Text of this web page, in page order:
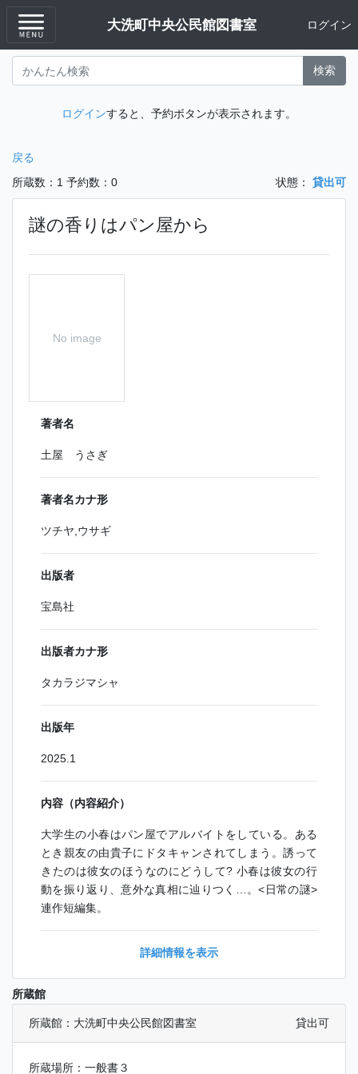
大洗町中央公民館図書室 ログイン
検索
ログインすると、予約ボタンが表示されます。
戻る
所蔵数：1 予約数：0 状態： 貸出可
謎の香りはパン屋から
No image
著者名
土屋 うさぎ
著者名カナ形
ツチヤ,ウサギ
出版者
宝島社
出版者カナ形
タカラジマシャ
出版年
2025.1
内容（内容紹介）
大学生の小春はパン屋でアルバイトをしている。ある
とき親友の由貴子にドタキャンされてしまう。誘って
きたのは彼女のほうなのにどうして? 小春は彼女の行
動を振り返り、意外な真相に辿りつく…。<日常の謎>
連作短編集。
詳細情報を表示
所蔵館
所蔵館：大洗町中央公民館図書室 貸出可
所蔵場所：一般書３